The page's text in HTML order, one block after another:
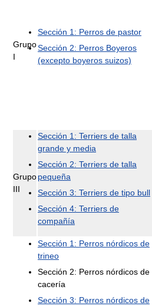
Grupo
I
Sección 1: Perros de pastor
Sección 2: Perros Boyeros
(excepto boyeros suizos)
Grupo
III
Sección 1: Terriers de talla
grande y media
Sección 2: Terriers de talla
pequeña
Sección 3: Terriers de tipo bull
Sección 4: Terriers de
compañía
Sección 1: Perros nórdicos de
trineo
Sección 2: Perros nórdicos de
cacería
Sección 3: Perros nórdicos de